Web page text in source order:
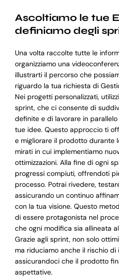
Ascoltiamo le tue
definiamo degli
Una volta raccolte tutte le
organizziamo una
illustrarti il percorso che
riguardo la tua richiesta di
Nei progetti personalizzati,
sprint, che ci consente di
definite e di lavorare in
tue idee. Questo approccio ti
e migliorare il prodotto durante
mirati in cui implementiamo
ottimizzazioni. Alla fine di ogni
progressi compiuti, offrendoti
processo. Potrai rivedere,
assicurando un continuo
con la tua visione. Questo
di essere protagonista nel
che ogni modifica sia allineata
Grazie agli sprint, non solo
ma riduciamo anche il rischio di
assicurandoci che il prodotto
aspettative.